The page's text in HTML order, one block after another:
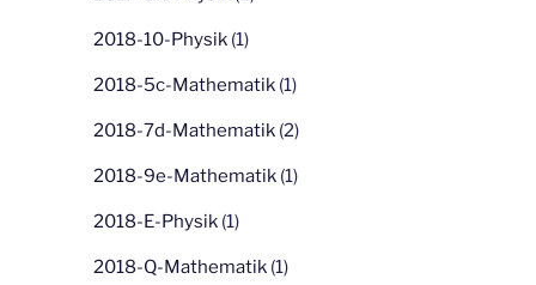
2018-10-Physik (1)
2018-5c-Mathematik (1)
2018-7d-Mathematik (2)
2018-9e-Mathematik (1)
2018-E-Physik (1)
2018-Q-Mathematik (1)